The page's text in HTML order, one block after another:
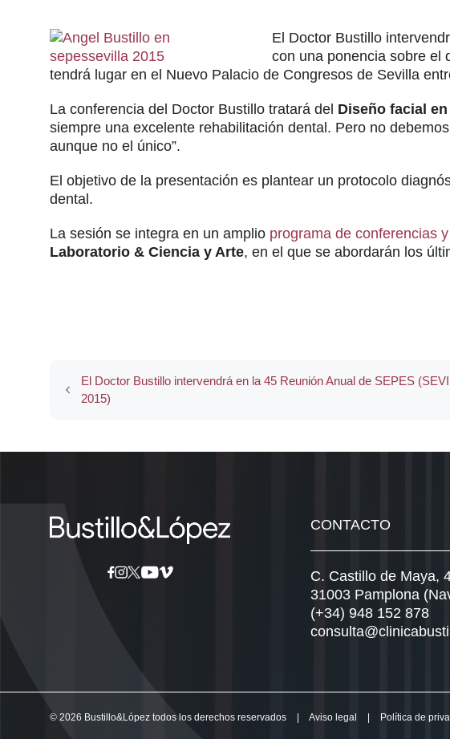
El Doctor Bustillo
con una ponencia sobre el
tendrá lugar en el Nuevo Palacio de Congresos de Sevilla
La conferencia del Doctor Bustillo tratará del Diseño facial
siempre una excelente rehabilitación dental. Pero no
aunque no el único”.
El objetivo de la presentación es plantear un protocolo
dental.
La sesión se integra en un amplio programa de conferencias
Laboratorio & Ciencia y Arte, en el que se abordarán los
El Doctor Bustillo intervendrá en la 45 Reunión Anual de SEPES
2015)
CONTACTO
C. Castillo de Maya,
31003 Pamplona
(+34) 948 152 878
© 2026 Bustillo&López todos los derechos reservados | Aviso legal | Política de